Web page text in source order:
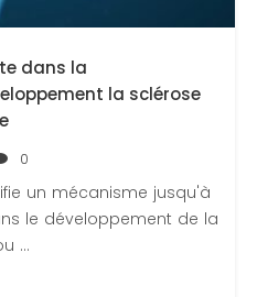
dans la
la sclérose
0
un mécanisme jusqu'à
le développement de la
...